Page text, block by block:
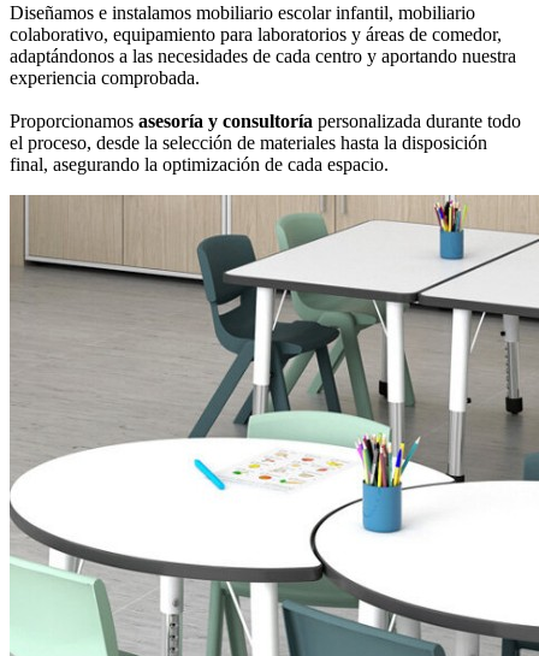
Diseñamos e instalamos mobiliario escolar infantil, mobiliario
colaborativo, equipamiento para laboratorios y áreas de comedor,
adaptándonos a las necesidades de cada centro y aportando nuestra
experiencia comprobada.
Proporcionamos asesoría y consultoría personalizada durante todo
el proceso, desde la selección de materiales hasta la disposición
final, asegurando la optimización de cada espacio.